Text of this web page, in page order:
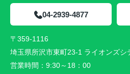
04-2939-4877
〒359-1116
埼玉県所沢市東町23-1 ライオンズシ
営業時間： 9:30～18：00